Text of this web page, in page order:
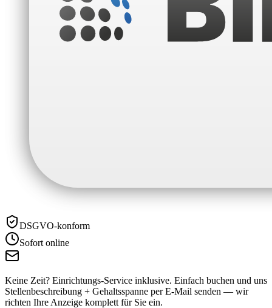
DSGVO-konform
Sofort online
Keine Zeit? Einrichtungs-Service inklusive. Einfach buchen und uns
Stellenbeschreibung + Gehaltsspanne per E-Mail senden — wir
richten Ihre Anzeige komplett für Sie ein.